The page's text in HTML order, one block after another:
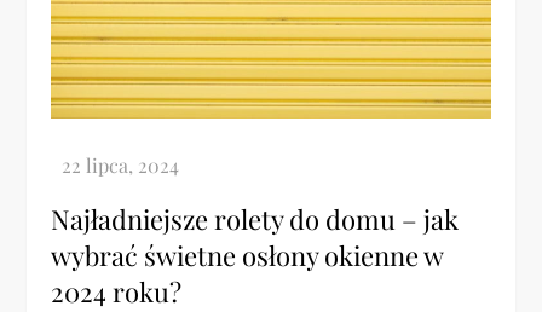
Najładniejsze rolety do domu – jak
wybrać świetne osłony okienne w
2024 roku?